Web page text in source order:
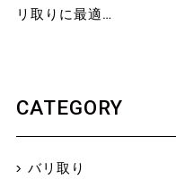
リ取りに最適…
CATEGORY
バリ取り